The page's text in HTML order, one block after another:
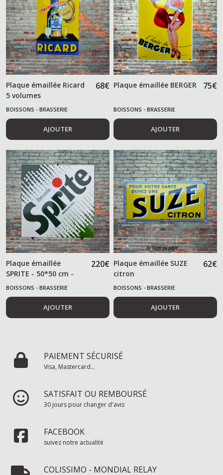
Plaque émaillée Ricard
5 volumes
68€
BOISSONS - BRASSERIE
AJOUTER
Plaque émaillée BERGER 75€
BOISSONS - BRASSERIE
AJOUTER
Plaque émaillée
SPRITE - 50*50 cm -
220€
BOISSONS - BRASSERIE
AJOUTER
Plaque émaillée SUZE
citron
62€
BOISSONS - BRASSERIE
AJOUTER
PAIEMENT SÉCURISÉ
Visa, Mastercard...
SATISFAIT OU REMBOURSÉ
30 jours pour changer d'avis
FACEBOOK
suivez notre actualité
COLISSIMO - MONDIAL RELAY